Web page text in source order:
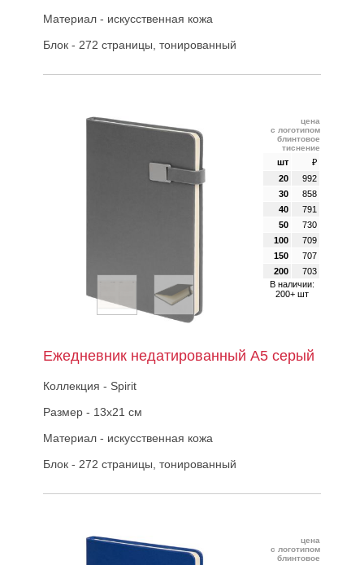
Материал - искусственная кожа
Блок - 272 страницы, тонированный
цена
с логотипом
блинтовое
тиснение
шт
₽
20
992
30
858
40
791
50
730
100
709
150
707
200
703
В наличии:
200+ шт
Ежедневник недатированный А5 серый
Коллекция - Spirit
Размер - 13х21 см
Материал - искусственная кожа
Блок - 272 страницы, тонированный
цена
с логотипом
блинтовое